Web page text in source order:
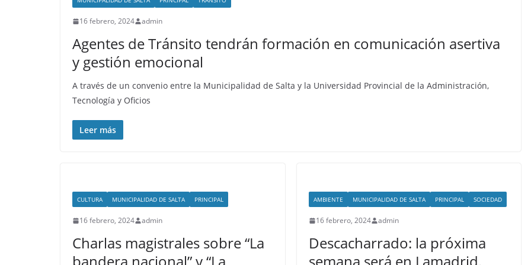
16 febrero, 2024 admin
Agentes de Tránsito tendrán formación en comunicación asertiva
y gestión emocional
A través de un convenio entre la Municipalidad de Salta y la Universidad Provincial de la Administración,
Tecnología y Oficios
Leer más
CULTURA MUNICIPALIDAD DE SALTA PRINCIPAL
16 febrero, 2024 admin
Charlas magistrales sobre “La
AMBIENTE MUNICIPALIDAD DE SALTA PRINCIPAL SOCIEDAD
16 febrero, 2024 admin
Descacharrado: la próxima